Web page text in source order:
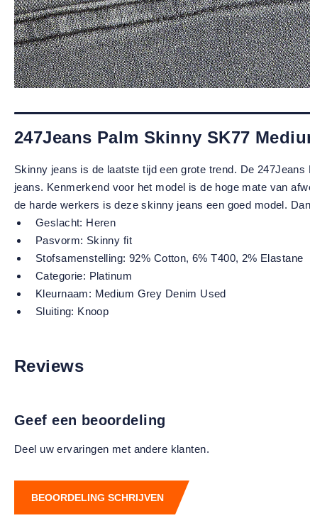
247Jeans Palm Skinny SK77
Skinny jeans is de laatste tijd een grote trend. De
jeans. Kenmerkend voor het model is de hoge mate van
de harde werkers is deze skinny jeans een goed model.
Geslacht: Heren
Pasvorm: Skinny fit
Stofsamenstelling: 92% Cotton, 6% T400, 2% Elastane
Categorie: Platinum
Kleurnaam: Medium Grey Denim Used
Sluiting: Knoop
Reviews
Geef een beoordeling
Deel uw ervaringen met andere klanten.
BEOORDELING SCHRIJVEN